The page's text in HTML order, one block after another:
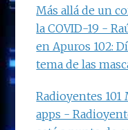
Más allá de un
la COVID-19 -
en Apuros 102:
tema de las
Radioyentes
apps -